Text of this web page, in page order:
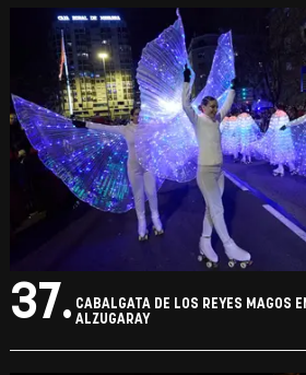
36.CABALGATA DE LOS REYES MAGOS
ALZUGARAY